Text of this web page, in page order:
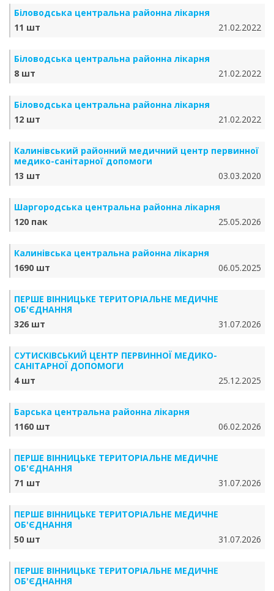
Біловодська центральна районна лікарня
11 шт
21.02.2022
Біловодська центральна районна лікарня
8 шт
21.02.2022
Біловодська центральна районна лікарня
12 шт
21.02.2022
Калинівський районний медичний центр первинної
медико-санітарної допомоги
13 шт
03.03.2020
Шаргородська центральна районна лікарня
120 пак
25.05.2026
Калинівська центральна районна лікарня
1690 шт
06.05.2025
ПЕРШЕ ВІННИЦЬКЕ ТЕРИТОРІАЛЬНЕ МЕДИЧНЕ
ОБ'ЄДНАННЯ
326 шт
31.07.2026
СУТИСКІВСЬКИЙ ЦЕНТР ПЕРВИННОЇ МЕДИКО-
САНІТАРНОЇ ДОПОМОГИ
4 шт
25.12.2025
Барська центральна районна лікарня
1160 шт
06.02.2026
ПЕРШЕ ВІННИЦЬКЕ ТЕРИТОРІАЛЬНЕ МЕДИЧНЕ
ОБ'ЄДНАННЯ
71 шт
31.07.2026
ПЕРШЕ ВІННИЦЬКЕ ТЕРИТОРІАЛЬНЕ МЕДИЧНЕ
ОБ'ЄДНАННЯ
50 шт
31.07.2026
ПЕРШЕ ВІННИЦЬКЕ ТЕРИТОРІАЛЬНЕ МЕДИЧНЕ
ОБ'ЄДНАННЯ